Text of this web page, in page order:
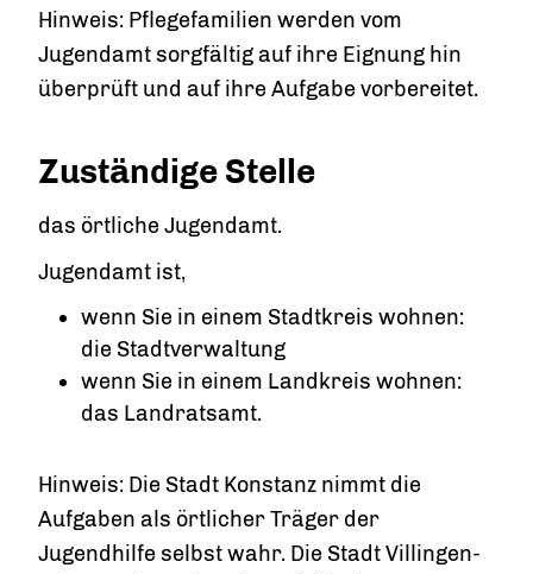
Hinweis: Pflegefamilien werden vom
Jugendamt sorgfältig auf ihre Eignung hin
überprüft und auf ihre Aufgabe vorbereitet.
Zuständige Stelle
das örtliche Jugendamt.
Jugendamt ist,
wenn Sie in einem Stadtkreis wohnen:
die Stadtverwaltung
wenn Sie in einem Landkreis wohnen:
das Landratsamt.
Hinweis: Die Stadt Konstanz nimmt die
Aufgaben als örtlicher Träger der
Jugendhilfe selbst wahr. Die Stadt Villingen-